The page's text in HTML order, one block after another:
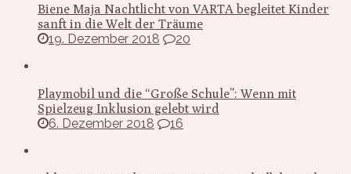
Biene Maja Nachtlicht von VARTA begleitet Kinder
sanft in die Welt der Träume
19. Dezember 2018
20
Playmobil und die “Große Schule”: Wenn mit
Spielzeug Inklusion gelebt wird
6. Dezember 2018
16